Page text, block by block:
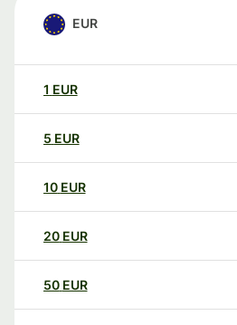
EUR
1 EUR
5 EUR
10 EUR
20 EUR
50 EUR